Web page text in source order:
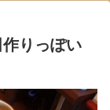
りっぽい